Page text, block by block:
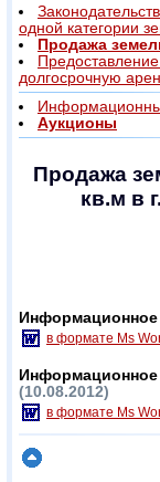
одной категории
Продажа
долгосрочную
Аукционы
Продажа
кв.м в
в формате Ms
Информационное
(10.08.2012)
в формате Ms